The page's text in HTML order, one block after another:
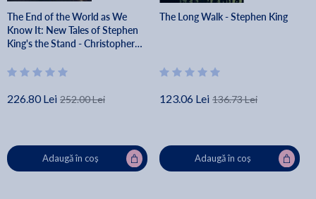
The End of the World as We
Know It: New Tales of Stephen
King's the Stand - Christopher
226.80 Lei 252.00 Lei
Adaugă în coș
The Long Walk - Stephen King
123.06 Lei 136.73 Lei
Adaugă în coș